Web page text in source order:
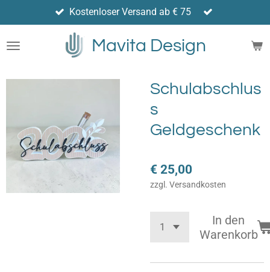
Hauptinhalt
springen
Mavita Design
Kostenloser Versand ab € 75
Schulabschlus
s
Geldgeschenk
€ 25,00
zzgl. Versandkosten
In den
Warenkorb